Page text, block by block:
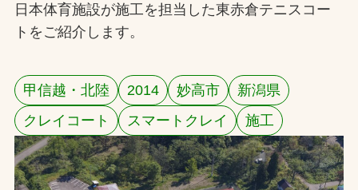
製品・サービス一覧
施工・管理実績一覧
採用情報
検索
お問合せ
日本体育施設が施工を担当した東赤倉テニスコー
トをご紹介します。
甲信越・北陸 2014 妙高市
新潟県
クレイコート
スマートクレイ 施工